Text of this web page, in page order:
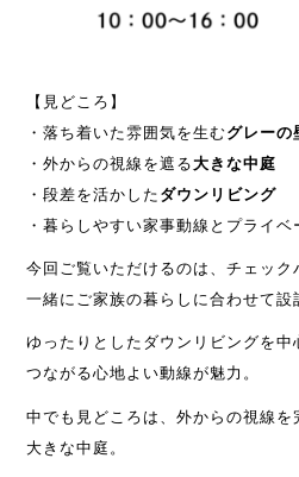
【見どころ】
・落ち着いた雰囲気を生むグレーの
・外からの視線を遮る大きな中庭
・段差を活かした ダウンリビング
・暮らしやすい家事動線とプライ
今回ご覧いただけるのは、チェック
一緒にご家族の暮らしに合わせて設
ゆったりとしたダウンリビングを
つながる心地よい動線が魅力。
中でも見どころは、外からの視線
大きな中庭。